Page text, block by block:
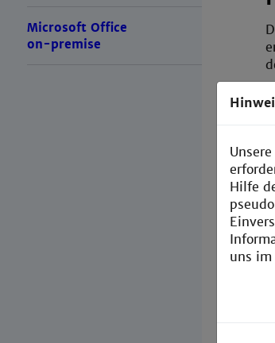
Microsoft Office
on-premise
Hilfe
uns im